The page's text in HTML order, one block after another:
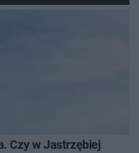
Czy w Jastrzębiej